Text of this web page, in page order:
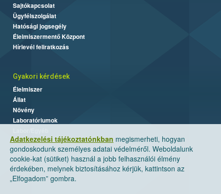
Adatkezelési tájékoztatónkban megismerheti, hogyan
gondoskodunk személyes adatai védelméről. Weboldalunk
cookie-kat (sütiket) használ a jobb felhasználói élmény
érdekében, melynek biztosításához kérjük, kattintson az
„Elfogadom” gombra.
Sajtókapcsolat
Ügyfélszolgálat
Hatósági jogsegély
Élelmiszermentő Központ
Hírlevél feliratkozás
Gyakori kérdések
Élelmiszer
Állat
Növény
Laboratóriumok